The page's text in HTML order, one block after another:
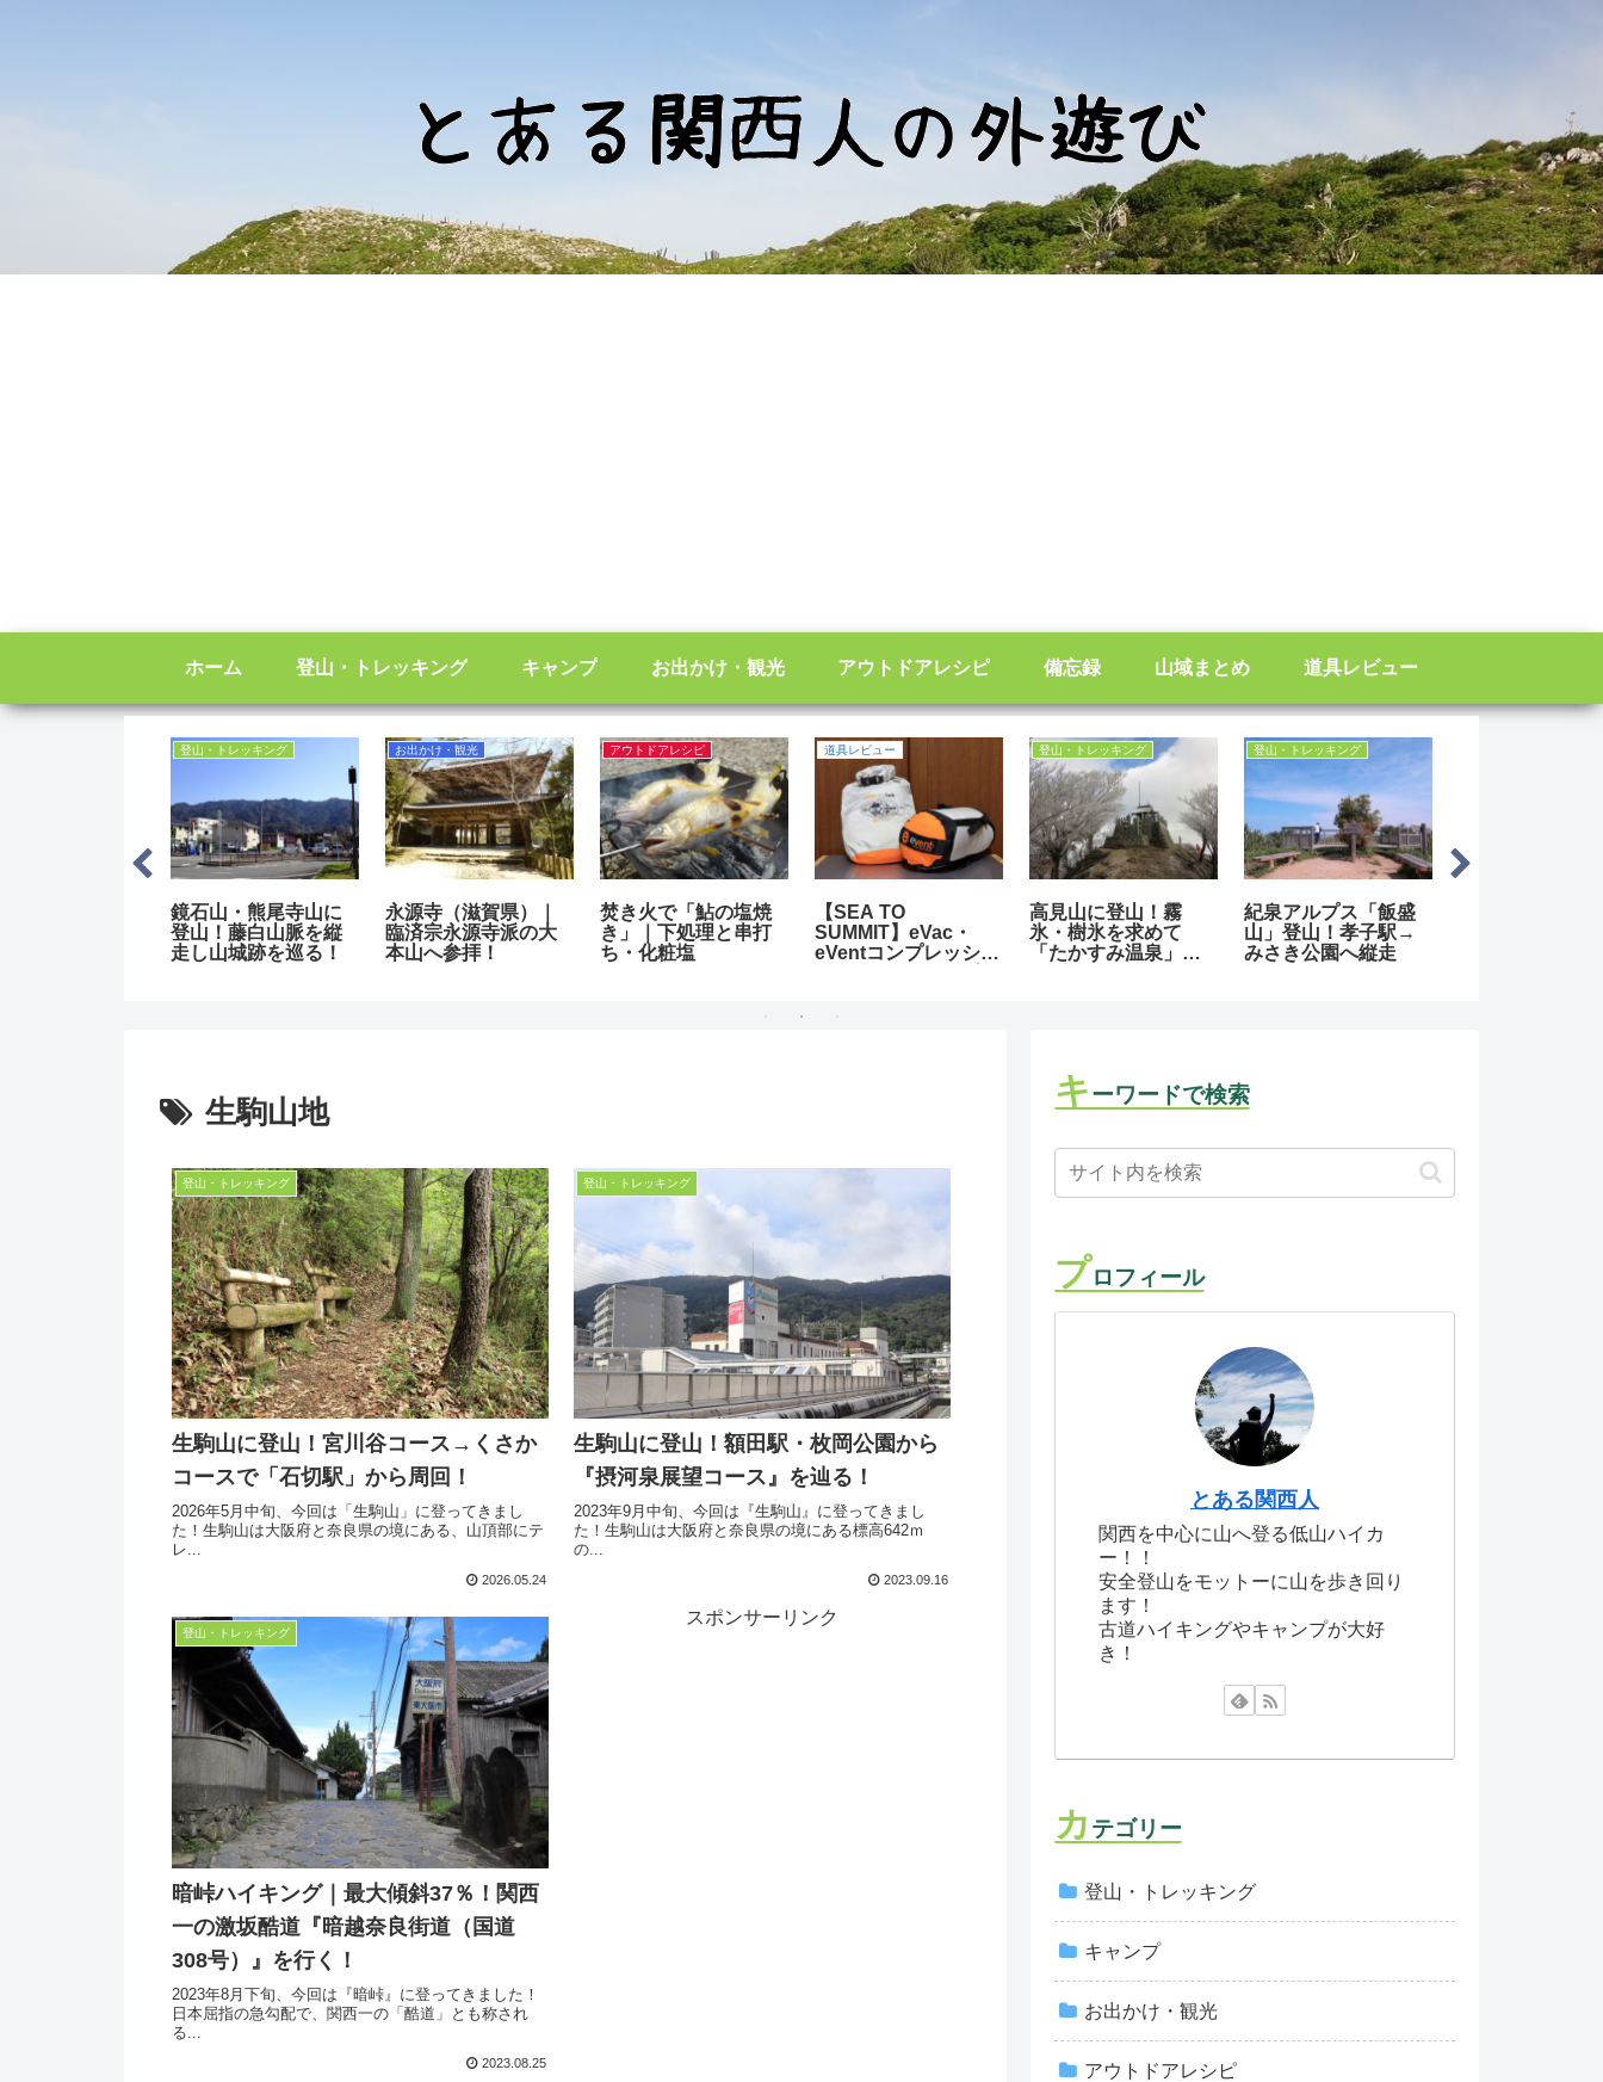
ホーム 登山・トレッキング キャンプ お出かけ・観光 アウトドアレシピ 備忘録 山域まとめ 道具レビュー
登山・トレッキング
鏡石山・熊尾寺山に
登山！藤白山脈を縦
走し山城跡を巡る！
お出かけ・観光
永源寺（滋賀県）｜
臨済宗永源寺派の大
本山へ参拝！
アウトドアレシピ
焚き火で「鮎の塩焼
き」｜下処理と串打
ち・化粧塩
道具レビュー
【SEA TO
SUMMIT】eVac・
eVentコンプレッショ
品！
登山・トレッキング
高見山に登山！霧
氷・樹氷を求めて
「たかすみ温泉」か
登山・トレッキング
紀泉アルプス「飯盛
山」登山！孝子駅→
みさき公園へ縦走
生駒山地
登山・トレッキング
生駒山に登山！宮川谷コース→くさか
コースで「石切駅」から周回！
2026年5月中旬、今回は「生駒山」に登ってきまし
た！生駒山は大阪府と奈良県の境にある、山頂部にテ
レ...
2026.05.24
登山・トレッキング
生駒山に登山！額田駅・枚岡公園から
『摂河泉展望コース』を辿る！
2023年9月中旬、今回は『生駒山』に登ってきまし
た！生駒山は大阪府と奈良県の境にある標高642ｍ
の...
2023.09.16
登山・トレッキング
暗峠ハイキング｜最大傾斜37％！関西
一の激坂酷道『暗越奈良街道（国道
308号）』を行く！
2023年8月下旬、今回は『暗峠』に登ってきました！
日本屈指の急勾配で、関西一の「酷道」とも称され
る...
2023.08.25
スポンサーリンク
キーワードで検索
プロフィール
とある関西人
関西を中心に山へ登る低山ハイカ
ー！！
安全登山をモットーに山を歩き回り
ます！
古道ハイキングやキャンプが大好
き！
カ テゴリー
登山・トレッキング
キャンプ
お出かけ・観光
アウトドアレシピ